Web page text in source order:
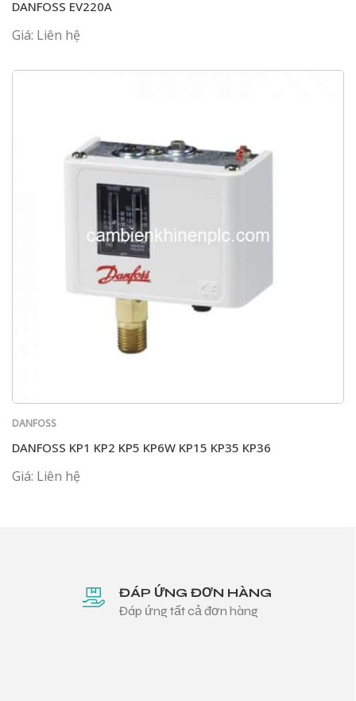
DANFOSS EV220A
Giá: Liên hệ
DANFOSS
DANFOSS KP1 KP2 KP5 KP6W KP15 KP35 KP36
Giá: Liên hệ
ĐÁP ỨNG ĐƠN HÀNG
Đáp ứng tất cả đơn hàng